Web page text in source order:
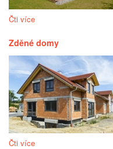
Čti více
Zděné domy
Čti více